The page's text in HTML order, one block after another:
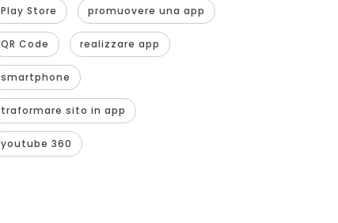
Play Store promuovere una app
QR Code realizzare app
smartphone
traformare sito in app
youtube 360